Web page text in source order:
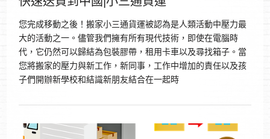
您完成移動之後！搬家小三通貨運被認為是人類活動中壓力最
大的活動之一。儘管我們擁有所有現代技術，即使在電腦時
代，它仍然可以歸結為包裝膠帶，租用卡車以及尋找箱子。當
您將搬家的壓力與新工作，新同事，工作中增加的責任以及孩
子們開辦新學校和結識新朋友結合在一起時